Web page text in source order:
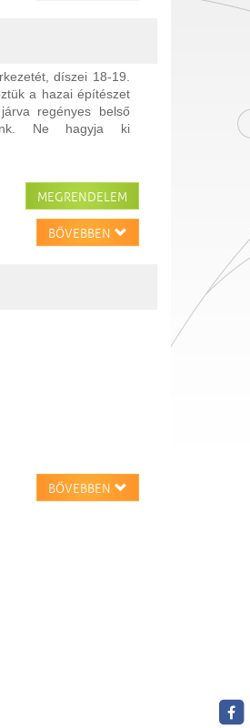
díszei 18-19.
a hazai építészet
regényes belső
Ne hagyja ki
MEGRENDELEM
BŐVEBBEN
BŐVEBBEN